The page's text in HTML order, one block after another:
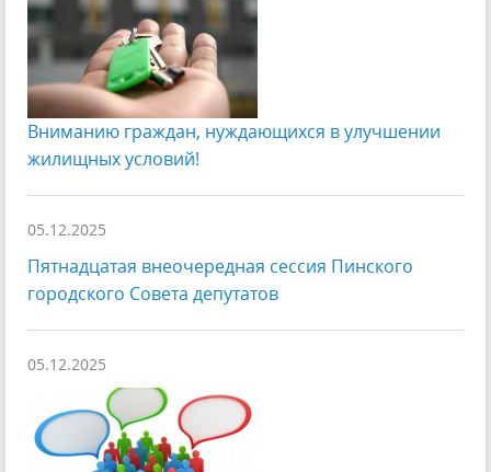
Вниманию граждан, нуждающихся в улучшении
жилищных условий!
05.12.2025
Пятнадцатая внеочередная сессия Пинского
городского Совета депутатов
05.12.2025